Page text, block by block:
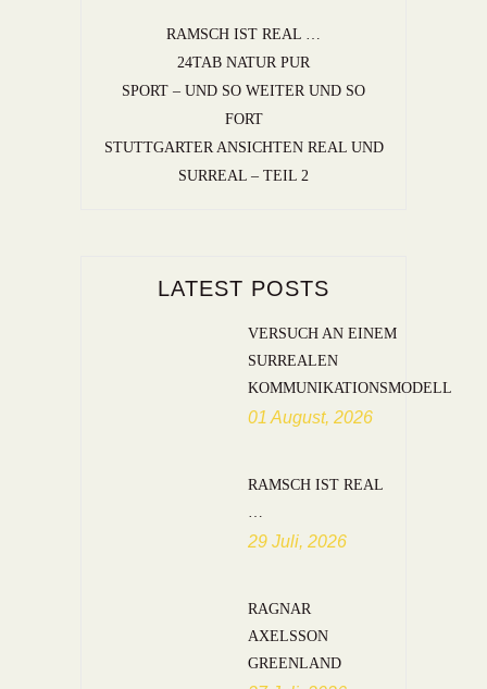
RAMSCH IST REAL …
24TAB NATUR PUR
SPORT – UND SO WEITER UND SO
FORT
STUTTGARTER ANSICHTEN REAL UND
SURREAL – TEIL 2
LATEST POSTS
VERSUCH AN EINEM
SURREALEN
KOMMUNIKATIONSMODELL
01 August, 2026
RAMSCH IST REAL
29 Juli, 2026
RAGNAR
AXELSSON
GREENLAND